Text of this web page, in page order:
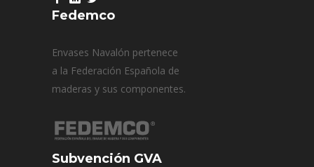
Fedemco
Envases Navalón pertenece
a la Federación Española de
maderas y sus componentes.
Subvención GVA